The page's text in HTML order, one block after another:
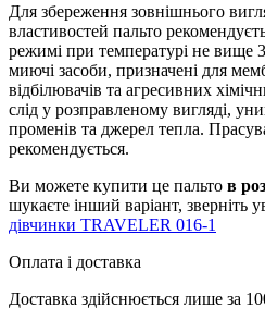
Для збереження зовнішнього
властивостей пальто
режимі при температурі не вище
миючі засоби, призначені для
відбілювачів та агресивних
слід у розправленому вигляді,
променів та джерел тепла.
рекомендується.
Ви можете купити це пальто в
шукаєте інший варіант, зверніть
дівчинки TRAVELER 016-1
Оплата і доставка
Доставка здійснюється лише